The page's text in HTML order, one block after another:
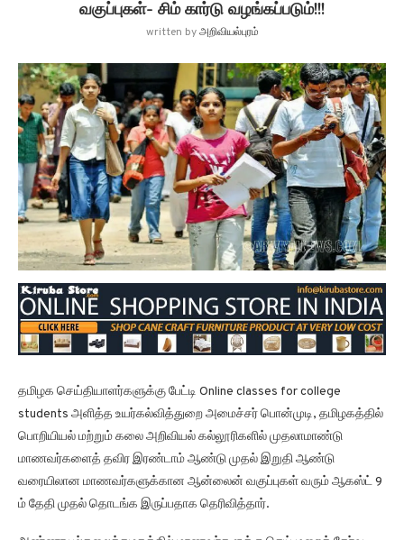
வகுப்புகள்- சிம் கார்டு வழங்கப்படும்!!!
written byஅறிவியல்புரம்
தமிழக செய்தியாளர்களுக்கு பேட்டி Online classes for college
students அளித்த உயர்கல்வித்துறை அமைச்சர் பொன்முடி, தமிழகத்தில்
பொறியியல் மற்றும் கலை அறிவியல் கல்லூரிகளில் முதலாமாண்டு
மாணவர்களைத் தவிர இரண்டாம் ஆண்டு முதல் இறுதி ஆண்டு
வரையிலான மாணவர்களுக்கான ஆன்லைன் வகுப்புகள் வரும் ஆகஸ்ட் 9
ம் தேதி முதல் தொடங்க இருப்பதாக தெரிவித்தார்.